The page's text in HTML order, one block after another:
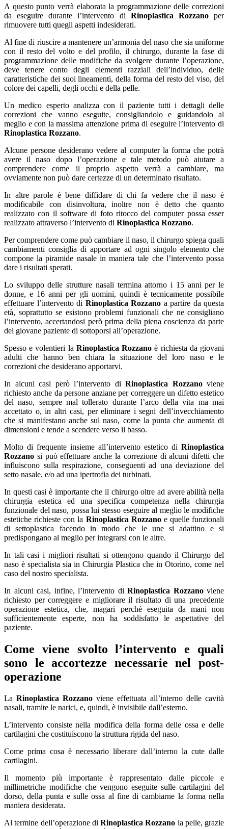
A questo punto verrà elaborata la programmazione delle correzioni
da eseguire durante l’intervento di Rinoplastica Rozzanoper
rimuovere tutti quegli aspetti indesiderati.
Al fine di riuscire a mantenere un’armonia del naso che sia uniforme
con il resto del volto e del profilo, il chirurgo, durante la fase di
programmazione delle modifiche da svolgere durante l’operazione,
deve tenere conto degli elementi razziali dell’individuo, delle
caratteristiche dei suoi lineamenti, della forma del resto del viso, del
colore dei capelli, degli occhi e della pelle.
Un medico esperto analizza con il paziente tutti i dettagli delle
correzioni che vanno eseguite, consigliandolo e guidandolo al
meglio e con la massima attenzione prima di eseguire l’intervento di
Rinoplastica Rozzano.
Alcune persone desiderano vedere al computer la forma che potrà
avere il naso dopo l’operazione e tale metodo può aiutare a
comprendere come il proprio aspetto verrà a cambiare, ma
ovviamente non può dare certezze di un determinato risultato.
In altre parole è bene diffidare di chi fa vedere che il naso è
modificabile con disinvoltura, inoltre non è detto che quanto
realizzato con il software di foto ritocco del computer possa esser
realizzato attraverso l’intervento di Rinoplastica Rozzano.
Per comprendere come può cambiare il naso, il chirurgo spiega quali
cambiamenti consiglia di apportare ad ogni singolo elemento che
compone la piramide nasale in maniera tale che l’intervento possa
dare i risultati sperati.
Lo sviluppo delle strutture nasali termina attorno i 15 anni per le
donne, e 16 anni per gli uomini, quindi è tecnicamente possibile
effettuare l’intervento di Rinoplastica Rozzano a partire da questa
età, soprattutto se esistono problemi funzionali che ne consigliano
l’intervento, accertandosi però prima della piena coscienza da parte
del giovane paziente di sottoporsi all’operazione.
Spesso e volentieri la Rinoplastica Rozzano è richiesta da giovani
adulti che hanno ben chiara la situazione del loro naso e le
correzioni che desiderano apportarvi.
In alcuni casi però l’intervento di Rinoplastica Rozzanoviene
richiesto anche da persone anziane per correggere un difetto estetico
del naso, sempre mal tollerato durante l’arco della vita ma mai
accettato o, in altri casi, per eliminare i segni dell’invecchiamento
che si manifestano anche sul naso, come la punta che aumenta di
dimensioni e tende a scendere verso il basso.
Molto di frequente insieme all’intervento estetico di Rinoplastica
Rozzano si può effettuare anche la correzione di alcuni difetti che
influiscono sulla respirazione, conseguenti ad una deviazione del
setto nasale, e/o ad una ipertrofia dei turbinati.
In questi casi è importante che il chirurgo oltre ad avere abilità nella
chirurgia estetica ed una specifica competenza nella chirurgia
funzionale del naso, possa lui stesso eseguire al meglio le modifiche
estetiche richieste con la Rinoplastica Rozzanoe quelle funzionali
di settoplastica facendo in modo che le une si adattino e si
predispongano al meglio per integrarsi con le altre.
In tali casi i migliori risultati si ottengono quando il Chirurgo del
naso è specialista sia in Chirurgia Plastica che in Otorino, come nel
caso del nostro specialista.
In alcuni casi, infine, l’intervento di Rinoplastica Rozzanoviene
richiesto per correggere e migliorare il risultato di una precedente
operazione estetica, che, magari perché eseguita da mani non
sufficientemente esperte, non ha soddisfatto le aspettative del
paziente.
Come viene svolto l’intervento e quali
sono le accortezze necessarie nel post-
operazione
La Rinoplastica Rozzano viene effettuata all’interno delle cavità
nasali, tramite le narici, e, quindi, è invisibile dall’esterno.
L’intervento consiste nella modifica della forma delle ossa e delle
cartilagini che costituiscono la struttura rigida del naso.
Come prima cosa è necessario liberare dall’interno la cute dalle
cartilagini.
Il momento più importante è rappresentato dalle piccole e
millimetriche modifiche che vengono eseguite sulle cartilagini del
dorso, della punta e sulle ossa al fine di cambiarne la forma nella
maniera desiderata.
Al termine dell’operazione di Rinoplastica Rozzano la pelle, grazie